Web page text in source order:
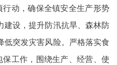
行动，确保全镇安全生产形势
建设，提升防汛抗旱、森林防
低突发灾害风险。严格落实食
保工作，围绕生产、经营、使